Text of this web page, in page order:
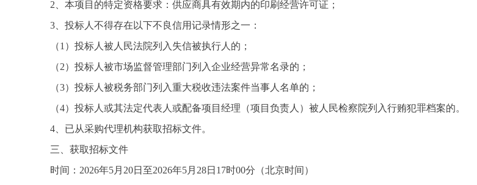
2、 本项目的特定资格要求： 供应商具有效期内的印刷经营许可证 ；
3、投标人不得存在以下不良信用记录情形之一：
（1）投标人被人民法院列入失信被执行人的；
（2）投标人被市场监督管理部门列入企业经营异常名录的；
（3）投标人被税务部门列入重大税收违法案件当事人名单的；
（4）投标人或其法定代表人或配备项目经理（项目负责人）被人民检察院列入行贿犯罪档案的。
4、已从采购代理机构获取招标文件。
三、获取招标文件
时间： 2026年5月 20日至2026年5月 28日 17时00分（北京时间）